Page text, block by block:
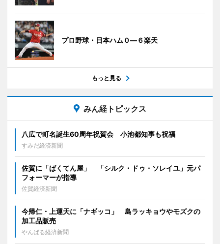
プロ野球・日本ハム０―６楽天
もっと見る
みん経トピックス
八広で町名誕生60周年祝賀会 小池都知事も祝福
すみだ経済新聞
佐賀に「ばくてん屋」 「シルク・ドゥ・ソレイユ」元パ
フォーマーが指導
佐賀経済新聞
今帰仁・上運天に「ナギッコ」 島ラッキョウやモズクの
加工品販売
やんばる経済新聞